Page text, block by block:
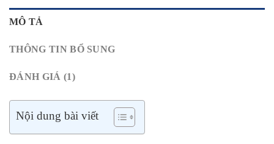
MÔ TẢ
THÔNG TIN BỔ SUNG
ĐÁNH GIÁ (1)
Nội dung bài viết